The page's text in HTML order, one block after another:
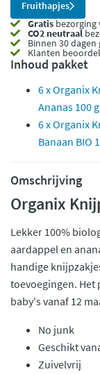
Fruithapjes
Gratis bezorging
CO2 neutraal
Binnen 30
Klanten
Inhoud pakket
6 x Organix
Ananas 100
6 x Organix
Banaan BIO
Omschrijving
Organix
Lekker 100%
aardappel en
handige
toevoegingen.
baby's vanaf 12
No junk
Geschikt
Zuivelvrij